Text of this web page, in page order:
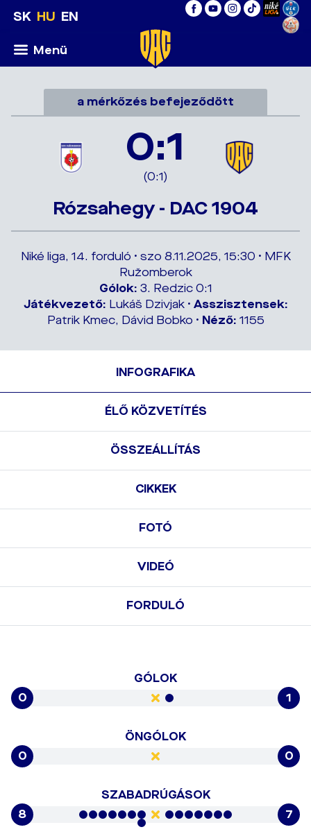
SK HU EN
Menü
a mérkőzés befejeződött
0:1
(0:1)
Rózsahegy - DAC 1904
Niké liga, 14. forduló • szo 8.11.2025, 15:30 • MFK
Ružomberok
Gólok: 3. Redzic 0:1
Játékvezető: Lukáš Dzivjak • Asszisztensek:
Patrik Kmec, Dávid Bobko • Néző: 1155
INFOGRAFIKA
ÉLŐ KÖZVETÍTÉS
ÖSSZEÁLLÍTÁS
CIKKEK
FOTÓ
VIDEÓ
FORDULÓ
GÓLOK
0
1
ÖNGÓLOK
0
0
SZABADRÚGÁSOK
8
7